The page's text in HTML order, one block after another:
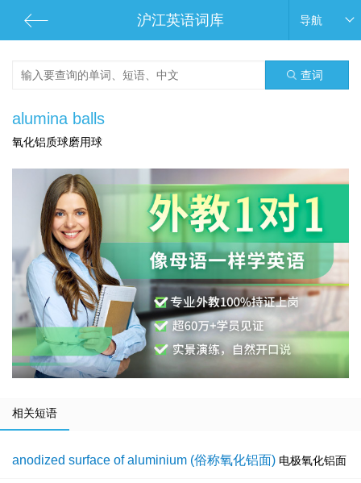
沪江英语词库 导航
查词
alumina balls
氧化铝质球磨用球
相关短语
anodized surface of aluminium (俗称氧化铝面) 电极氧化铝面